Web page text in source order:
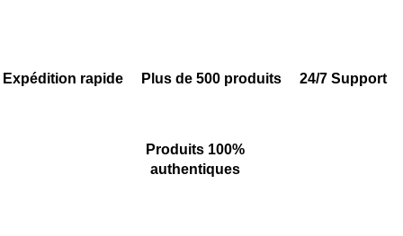
Expédition rapide Plus de 500 produits 24/7 Support
Produits 100%
authentiques